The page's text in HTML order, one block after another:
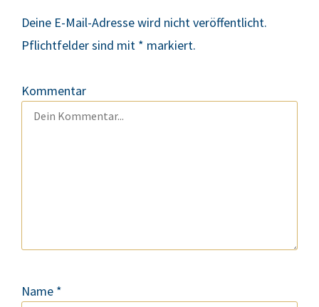
Deine E-Mail-Adresse wird nicht veröffentlicht.
Pflichtfelder sind mit * markiert.
Kommentar
Name *